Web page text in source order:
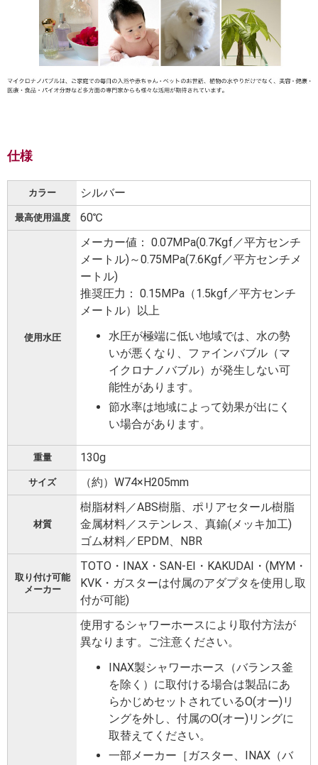
仕様
カラー シルバー
最高使用温度 60℃
使用水圧
メーカー値： 0.07MPa(0.7Kgf／平方センチ
メートル)～0.75MPa(7.6Kgf／平方センチメ
ートル)
推奨圧力： 0.15MPa（1.5kgf／平方センチ
メートル）以上
水圧が極端に低い地域では、水の勢
いが悪くなり、ファインバブル（マ
イクロナノバブル）が発生しない可
能性があります。
節水率は地域によって効果が出にく
い場合があります。
重量 130g
サイズ （約）W74×H205mm
材質
樹脂材料／ABS樹脂、ポリアセタール樹脂
金属材料／ステンレス、真鍮(メッキ加工)
ゴム材料／EPDM、NBR
取り付け可能
メーカー
TOTO・INAX・SAN-EI・KAKUDAI・(MYM・
KVK・ガスターは付属のアダプタを使用し取
付が可能)
使用するシャワーホースにより取付方法が
異なります。ご注意ください。
INAX製シャワーホース（バランス釜
を除く）に取付ける場合は製品にあ
らかじめセットされているO(オー)リ
ングを外し、付属のO(オー)リングに
取替えてください。
一部メーカー［ガスター、INAX（バ